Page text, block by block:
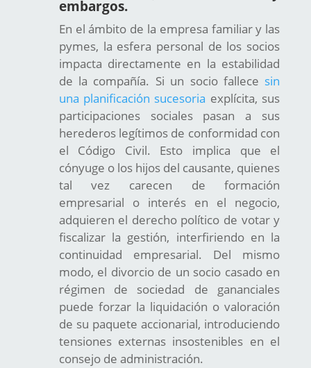
embargos.
En el ámbito de la empresa familiar y las
pymes, la esfera personal de los socios
impacta directamente en la estabilidad
de la compañía. Si un socio fallece sin
una planificación sucesoria explícita, sus
participaciones sociales pasan a sus
herederos legítimos de conformidad con
el Código Civil. Esto implica que el
cónyuge o los hijos del causante, quienes
tal vez carecen de formación
empresarial o interés en el negocio,
adquieren el derecho político de votar y
fiscalizar la gestión, interfiriendo en la
continuidad empresarial. Del mismo
modo, el divorcio de un socio casado en
régimen de sociedad de gananciales
puede forzar la liquidación o valoración
de su paquete accionarial, introduciendo
tensiones externas insostenibles en el
consejo de administración.